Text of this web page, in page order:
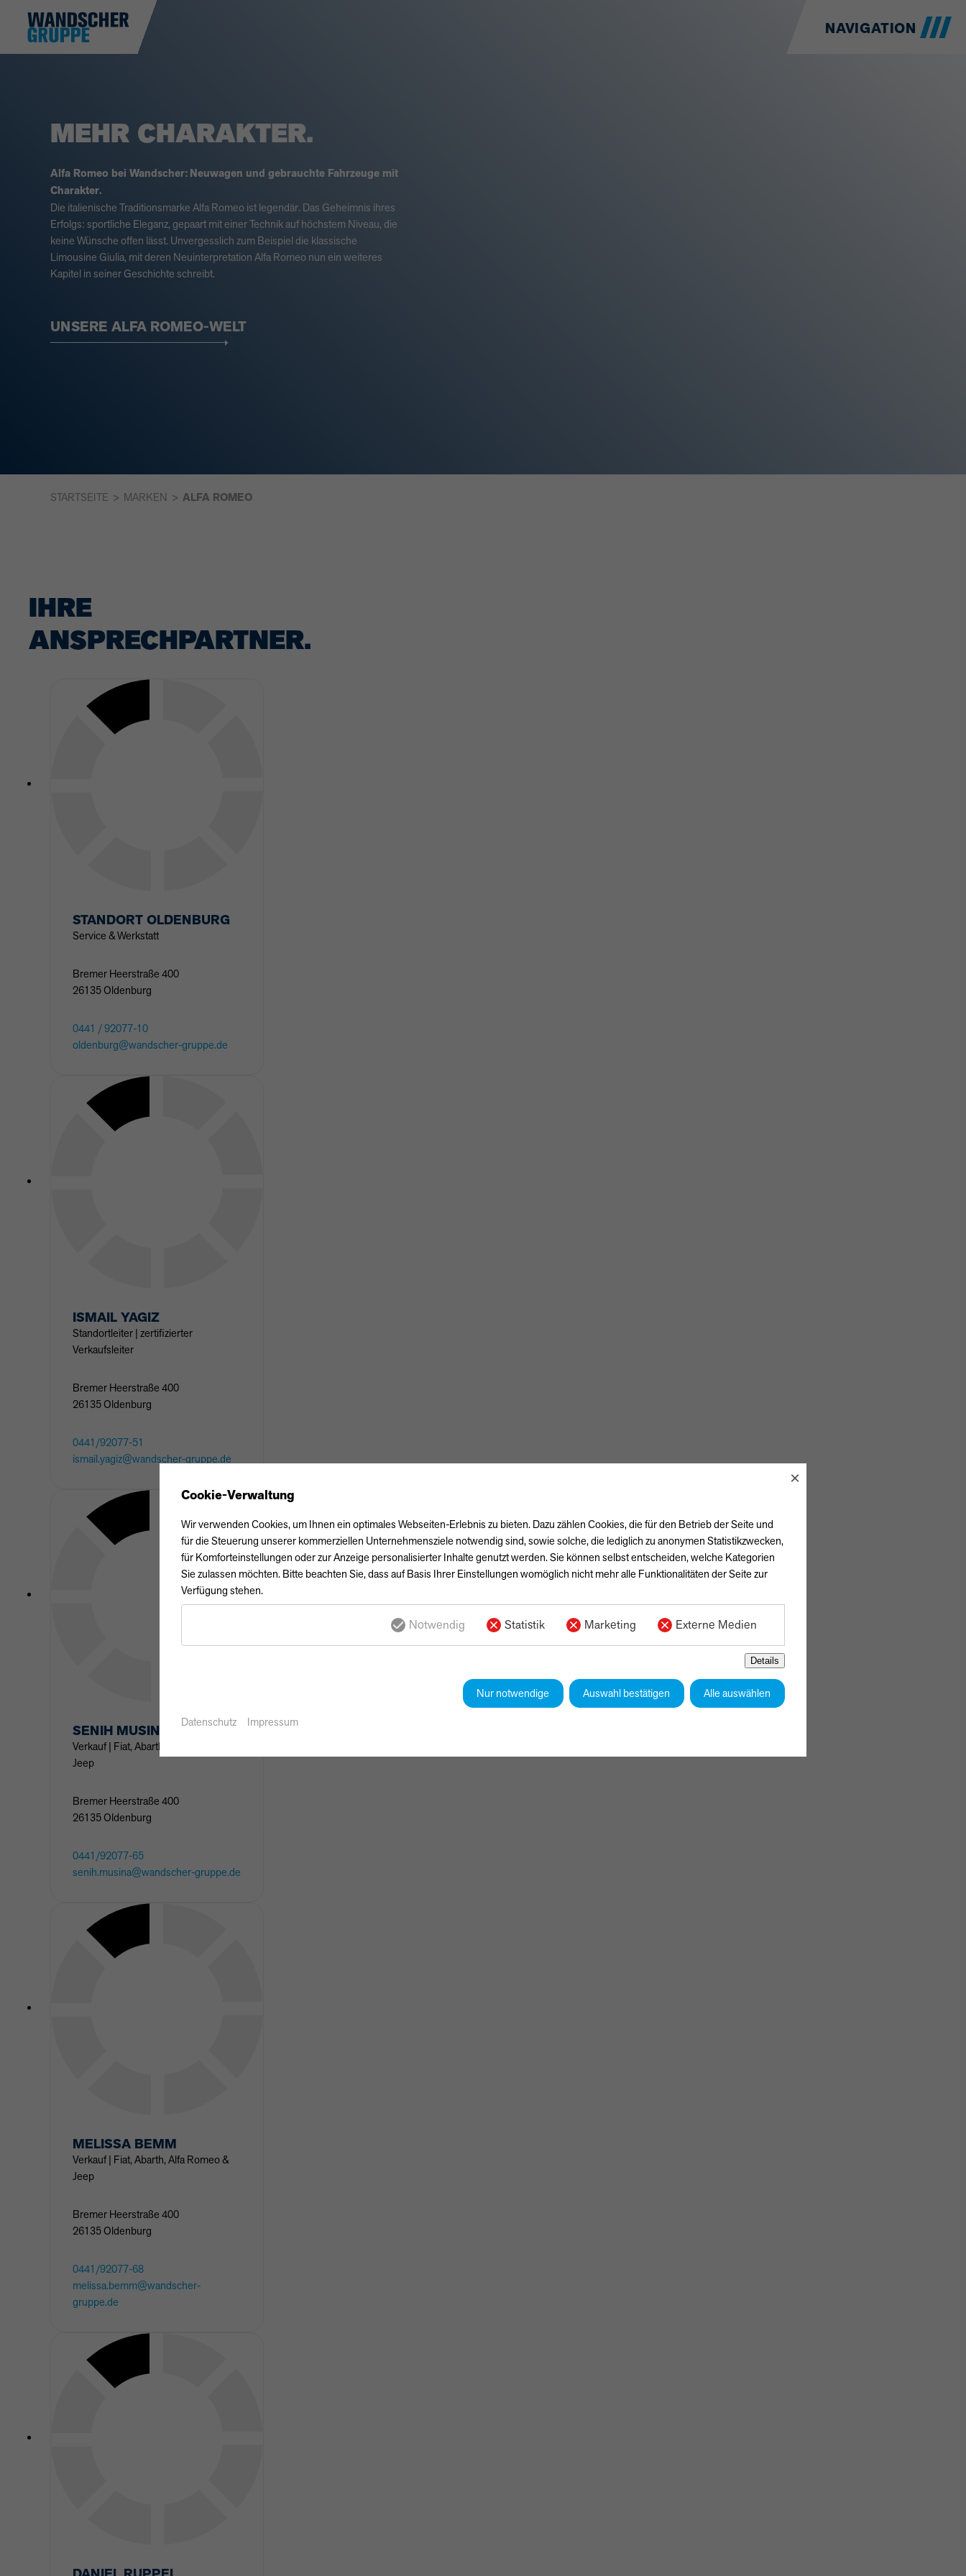
NAVIGATION
MEHR CHARAKTER.
Alfa Romeo bei Wandscher: Neuwagen und gebrauchte Fahrzeuge mit
Charakter.
Die italienische Traditionsmarke Alfa Romeo ist legendär. Das Geheimnis ihres
Erfolgs: sportliche Eleganz, gepaart mit einer Technik auf höchstem Niveau, die
keine Wünsche offen lässt. Unvergesslich zum Beispiel die klassische
Limousine Giulia, mit deren Neuinterpretation Alfa Romeo nun ein weiteres
Kapitel in seiner Geschichte schreibt.
UNSERE ALFA ROMEO-WELT
STARTSEITE MARKEN ALFA ROMEO
IHRE
ANSPRECHPARTNER.
STANDORTOLDENBURG
Service & Werkstatt
Bremer Heerstraße 400
26135Oldenburg
0441 / 92077-10
oldenburg@wandscher-gruppe.de
ISMAILYAGIZ
Standortleiter | zertifizierter
Verkaufsleiter
Bremer Heerstraße 400
26135Oldenburg
0441/92077-51
ismail.yagiz@wandscher-gruppe.de
SENIH MUSINA
Verkauf | Fiat, Abarth, Alfa Romeo &
Jeep
Bremer Heerstraße 400
26135Oldenburg
0441/92077-65
senih.musina@wandscher-gruppe.de
MELISSA BEMM
Verkauf | Fiat, Abarth, Alfa Romeo &
Jeep
Bremer Heerstraße 400
26135Oldenburg
0441/92077-68
melissa.bemm@wandscher-
gruppe.de
Cookie-Verwaltung
×
Wir verwenden Cookies, um Ihnen ein optimales Webseiten-Erlebnis zu bieten. Dazu zählen Cookies, die für den Betrieb der Seite und
für die Steuerung unserer kommerziellen Unternehmensziele notwendig sind, sowie solche, die lediglich zu anonymen Statistikzwecken,
für Komforteinstellungen oder zur Anzeige personalisierter Inhalte genutzt werden. Sie können selbst entscheiden, welche Kategorien
Sie zulassen möchten. Bitte beachten Sie, dass auf Basis Ihrer Einstellungen womöglich nicht mehr alle Funktionalitäten der Seite zur
Verfügung stehen.
Notwendig Statistik Marketing Externe Medien
Details
Nur notwendige Auswahl bestätigen Alle auswählen
Datenschutz Impressum